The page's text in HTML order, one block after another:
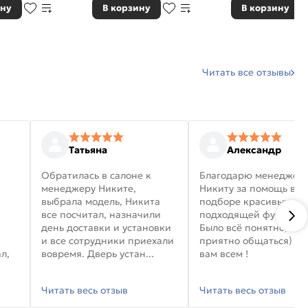
В корзину В корзину
Читать все отзывы
Татьяна
Обратилась в салоне к
менеджеру Никите,
выбрала модель, Никита
все посчитал, назначили
день доставки и установки
и все сотрудники приехали
вовремя. Дверь устан...
Читать весь отзыв
Александр
Благодарю
Никиту за помощь в
подборе красивых
подходящей
Было всё понятно, и
приятно общаться)
вам всем !
Читать весь отзыв